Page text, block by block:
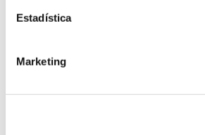
Estadística
Marketing
de casos, un dels passos del
hi havia
. Aquí em va
seleccionar a la persona
etc…) mentre que nosaltres,